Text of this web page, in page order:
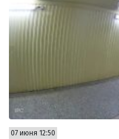
07 июня 12:50